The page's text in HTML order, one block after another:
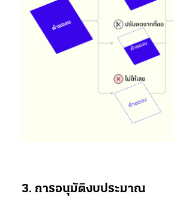
3. การอนุมัติงบประมาณ